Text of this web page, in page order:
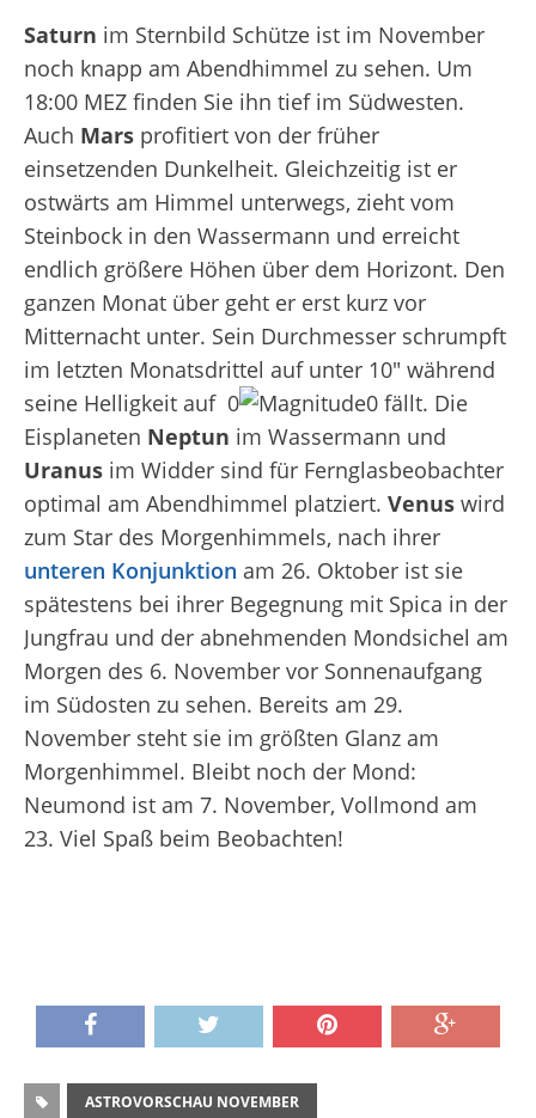
Saturn im Sternbild Schütze ist im November
noch knapp am Abendhimmel zu sehen. Um
18:00 MEZ finden Sie ihn tief im Südwesten.
Auch Mars profitiert von der früher
einsetzenden Dunkelheit. Gleichzeitig ist er
ostwärts am Himmel unterwegs, zieht vom
Steinbock in den Wassermann und erreicht
endlich größere Höhen über dem Horizont. Den
ganzen Monat über geht er erst kurz vor
Mitternacht unter. Sein Durchmesser schrumpft
im letzten Monatsdrittel auf unter 10″ während
seine Helligkeit auf 0
0 fällt. Die
Eisplaneten Neptun im Wassermann und
Uranus im Widder sind für Fernglasbeobachter
optimal am Abendhimmel platziert. Venus wird
zum Star des Morgenhimmels, nach ihrer
unteren Konjunktion am 26. Oktober ist sie
spätestens bei ihrer Begegnung mit Spica in der
Jungfrau und der abnehmenden Mondsichel am
Morgen des 6. November vor Sonnenaufgang
im Südosten zu sehen. Bereits am 29.
November steht sie im größten Glanz am
Morgenhimmel. Bleibt noch der Mond:
Neumond ist am 7. November, Vollmond am
23. Viel Spaß beim Beobachten!
ASTROVORSCHAU NOVEMBER